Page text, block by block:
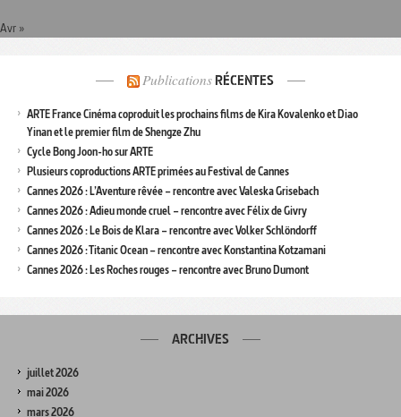
Avr »
Publications RÉCENTES
ARTE France Cinéma coproduit les prochains films de Kira Kovalenko et Diao
Yinan et le premier film de Shengze Zhu
Cycle Bong Joon-ho sur ARTE
Plusieurs coproductions ARTE primées au Festival de Cannes
Cannes 2026 : L’Aventure rêvée – rencontre avec Valeska Grisebach
Cannes 2026 : Adieu monde cruel – rencontre avec Félix de Givry
Cannes 2026 : Le Bois de Klara – rencontre avec Volker Schlöndorff
Cannes 2026 : Titanic Ocean – rencontre avec Konstantina Kotzamani
Cannes 2026 : Les Roches rouges – rencontre avec Bruno Dumont
ARCHIVES
juillet 2026
mai 2026
mars 2026